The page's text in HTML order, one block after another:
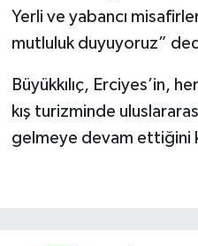
Yerli ve yabancı
mutluluk duyuyoruz”
Büyükkılıç, Erciyes’in,
kış turizminde
gelmeye devam ettiğini